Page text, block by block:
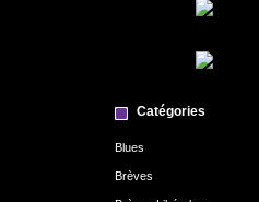
Catégories
Blues
Brèves